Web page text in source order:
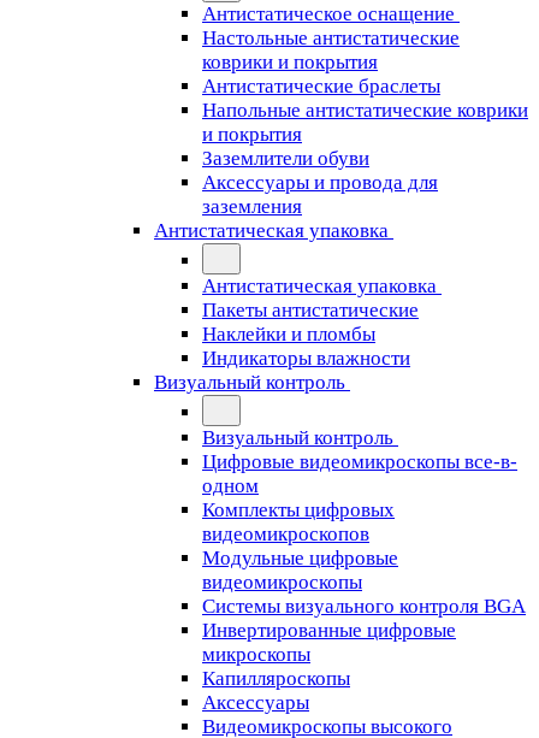
Антистатическое оснащение
Настольные антистатические
коврики и покрытия
Антистатические браслеты
Напольные антистатические коврики
и покрытия
Заземлители обуви
Аксессуары и провода для
заземления
Антистатическая упаковка
Антистатическая упаковка
Пакеты антистатические
Наклейки и пломбы
Индикаторы влажности
Визуальный контроль
Визуальный контроль
Цифровые видеомикроскопы все-в-
одном
Комплекты цифровых
видеомикроскопов
Модульные цифровые
видеомикроскопы
Cистемы визуального контроля BGA
Инвертированные цифровые
микроскопы
Капилляроскопы
Аксессуары
Видеомикроскопы высокого